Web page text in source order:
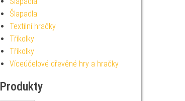
Šlapadla
Textilní hračky
Tříkolky
Tříkolky
Víceúčelové dřevěné hry a hračky
Produkty